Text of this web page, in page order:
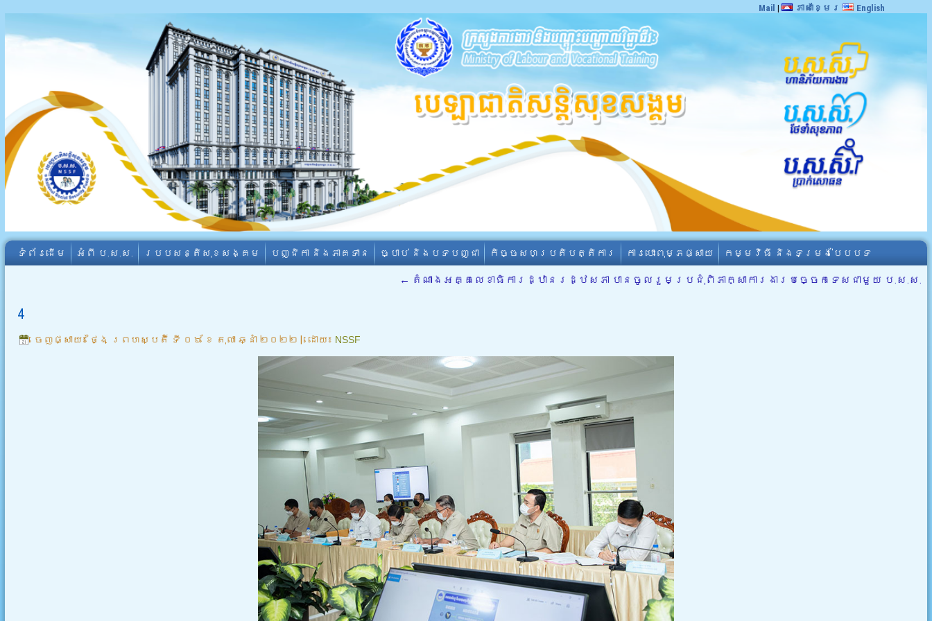
Mail | ភាសាខ្មែរ English
ទំព័រដើម អំពី​ ប.ស.ស. របបសន្តិសុខសង្គម បញ្ជិកា និងភាគទាន ច្បាប់ និងបទបញ្ជា កិច្ចសហប្រតិបត្តិការ ការបោះពុម្ភផ្សាយ កម្មវិធី និងទម្រង់បែបបទ
← តំណាងអគ្គលេខាធិការដ្ឋានរដ្ឋសភា បានចូលរួមប្រជុំពិភាក្សាការងារបច្ចេកទេសជាមួយ ប.ស.ស.
4
ចេញផ្សាយ៖ ថ្ងៃ ព្រហស្បតិ៍ ទី ០៦ ខែ តុលា ឆ្នាំ ២០២២ | ដោយ៖ NSSF